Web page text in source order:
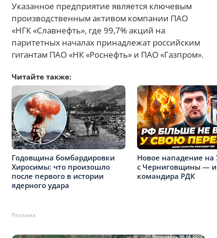
Указанное предприятие является ключевым
производственным активом компании ПАО
«НГК «Славнефть», где 99,7% акций на
паритетных началах принадлежат российским
гигантам ПАО «НК «Роснефть» и ПАО «Газпром».
Читайте также:
Годовщина бомбардировки
Хиросимы: что произошло
после первого в истории
ядерного удара
Новое нападение на
с Черниговщины —
командира РДК
Реклама